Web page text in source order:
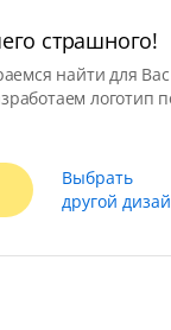
страшного!
найти для Вас
логотип
Выбрать
другой